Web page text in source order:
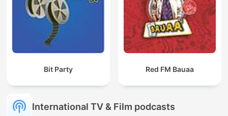
Bit Party Red FM Bauaa
International TV & Film podcasts